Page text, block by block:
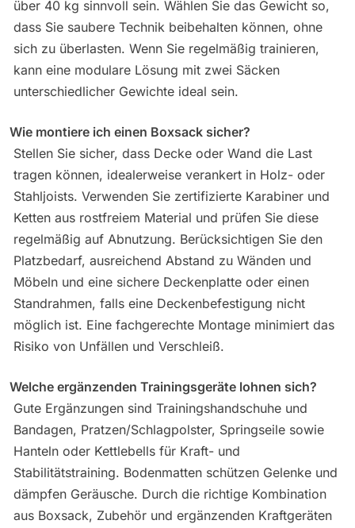
über 40 kg sinnvoll sein. Wählen Sie das Gewicht so,
dass Sie saubere Technik beibehalten können, ohne
sich zu überlasten. Wenn Sie regelmäßig trainieren,
kann eine modulare Lösung mit zwei Säcken
unterschiedlicher Gewichte ideal sein.
Wie montiere ich einen Boxsack sicher?
Stellen Sie sicher, dass Decke oder Wand die Last
tragen können, idealerweise verankert in Holz- oder
Stahljoists. Verwenden Sie zertifizierte Karabiner und
Ketten aus rostfreiem Material und prüfen Sie diese
regelmäßig auf Abnutzung. Berücksichtigen Sie den
Platzbedarf, ausreichend Abstand zu Wänden und
Möbeln und eine sichere Deckenplatte oder einen
Standrahmen, falls eine Deckenbefestigung nicht
möglich ist. Eine fachgerechte Montage minimiert das
Risiko von Unfällen und Verschleiß.
Welche ergänzenden Trainingsgeräte lohnen sich?
Gute Ergänzungen sind Trainingshandschuhe und
Bandagen, Pratzen/Schlagpolster, Springseile sowie
Hanteln oder Kettlebells für Kraft- und
Stabilitätstraining. Bodenmatten schützen Gelenke und
dämpfen Geräusche. Durch die richtige Kombination
aus Boxsack, Zubehör und ergänzenden Kraftgeräten